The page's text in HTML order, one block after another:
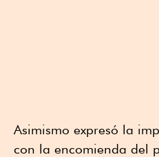
Asimismo expresó la
con la encomienda del